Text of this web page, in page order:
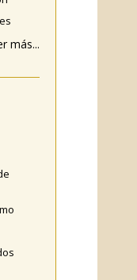
más...